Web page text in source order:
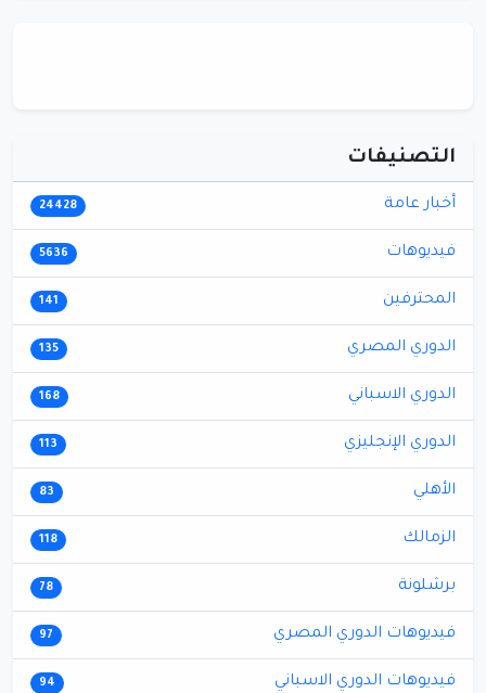
التصنيفات
أخبار عامة 24428
فيديوهات 5636
المحترفين 141
الدوري المصري 135
الدوري الاسباني 168
الدوري الإنجليزي 113
الأهلي 83
الزمالك 118
برشلونة 78
فيديوهات الدوري المصري 97
فيديوهات الدوري الاسباني 94